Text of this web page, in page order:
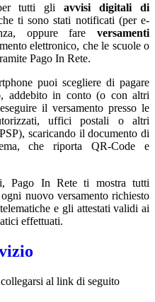
tutti gli
avvisi digitali di
ti sono stati notificati (per e-
oppure fare
versamenti
elettronico, che le scuole o
Pago In Rete.
puoi scegliere di pagare
addebito in conto (o con altri
il versamento presso le
uffici postali o altri
scaricando il documento di
che riporta QR-Code e
Pago In Rete ti mostra tutti
nuovo versamento richiesto
e gli attestati validi ai
effettuati.
al link di seguito